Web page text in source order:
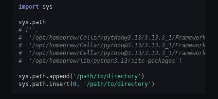
import sys
sys . path
# ['',
#  '/opt/homebrew/Cellar/python@3.13/3.13.3_1/
#  '/opt/homebrew/Cellar/python@3.13/3.13.3_1/
#  '/opt/homebrew/Cellar/python@3.13/3.13.3_1/
#  '/opt/homebrew/lib/python3.13/site-packages']
sys . path.append ( '/path/to/directory' )
sys . path. insert (0, '/path/to/directory' )